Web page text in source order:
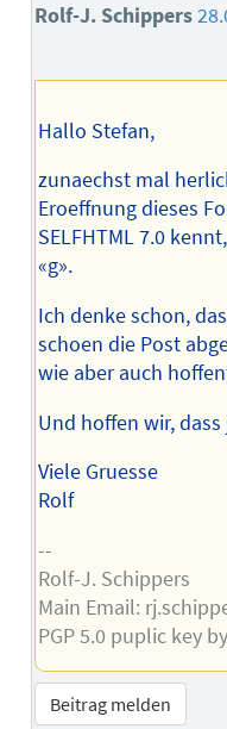
Rolf-J. Schippers
Hallo Stefan,
zunaechst mal
Eroeffnung dieses
SELFHTML 7.0
«g».
Ich denke schon,
schoen die Post
wie aber auch
Und hoffen wir,
Viele Gruesse
Rolf
--
Rolf-J. Schippers
Main Email:
PGP 5.0 puplic key
Beitrag melden